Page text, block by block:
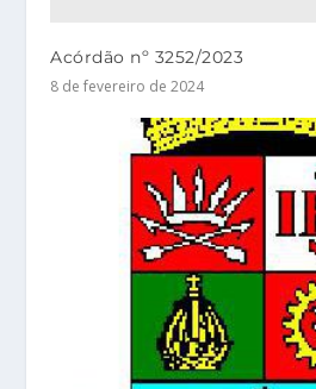
Acórdão nº 3252/2023
8 de fevereiro de 2024